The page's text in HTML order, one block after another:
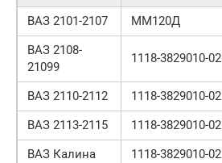
ВАЗ 2101-2107 ММ120Д
ВАЗ 2108-
21099
1118-3829010-02
ВАЗ 2110-2112 1118-3829010-02
ВАЗ 2113-2115
1118-3829010-02
ВАЗ Калина
1118-3829010-02